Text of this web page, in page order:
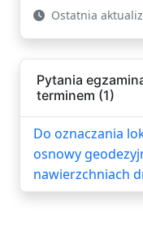
Ostatnia
Pytania
terminem (1)
Do oznaczania
osnowy
nawierzchniach